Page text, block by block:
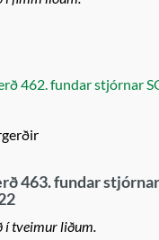
462. fundar stjórnar
463. fundar
í tveimur liðum.